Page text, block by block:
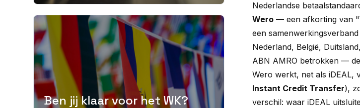
Ben jij klaar voor het WK?
Nederlandse
Wero— een afkorting van
een
Nederland, België,
ABN AMRO betrokken —
Wero werkt, net als iDEAL,
Instant Credit Transfer),
verschil: waar iDEAL